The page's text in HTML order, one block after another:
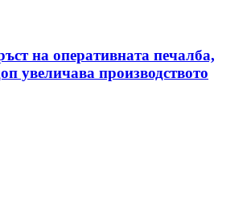
на оперативната печалба,
увеличава производството